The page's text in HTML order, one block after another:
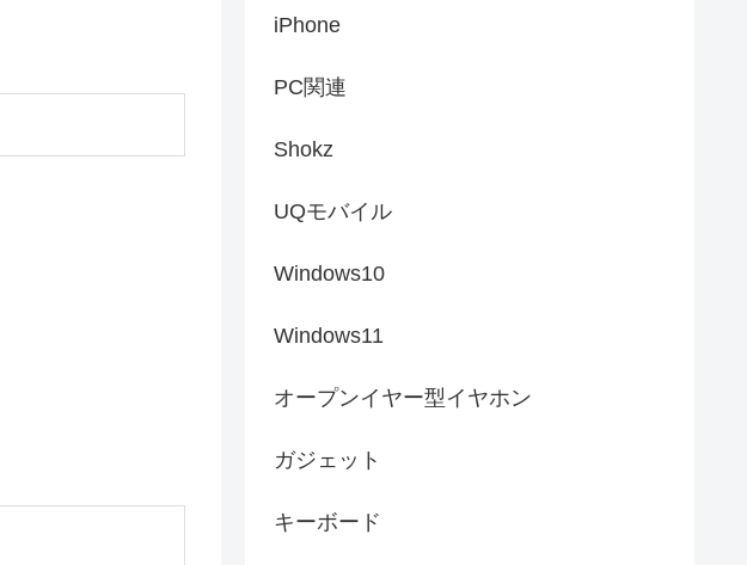
iPhone
PC関連
Shokz
UQモバイル
Windows10
Windows11
オープンイヤー型イヤホン
ガジェット
キーボード